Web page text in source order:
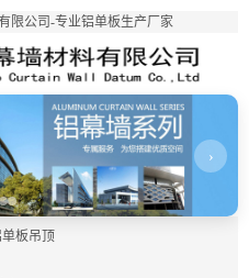
限公司-专业铝单板生产厂家
›
板吊顶